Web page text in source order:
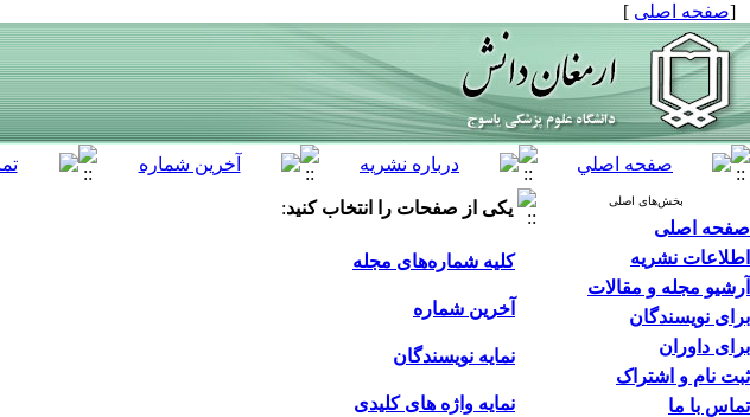
[صفحه اصلی ]
بخش‌های اصلی
صفحه اصلی
اطلاعات نشریه
آرشیو مجله و مقالات
برای نویسندگان
برای داوران
ثبت نام و اشتراک
تماس با ما
یکی از صفحات را انتخاب کنید:
کلیه شماره‌های مجله
آخرین شماره
نمایه نویسندگان
نمایه واژه های کلیدی